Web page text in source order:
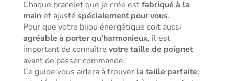
Chaque bracelet que je crée estfabriqué à la
mainet ajusté spécialement pour vous.
Pour que votre bijou énergétique soit aussi
agréable à porter qu’harmonieux, il est
important de connaître votre taille de poignet
avant de passer commande.
Ce guide vous aidera à trouver la taille parfaite,